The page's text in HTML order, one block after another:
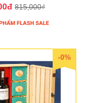
815,000₫
-0%